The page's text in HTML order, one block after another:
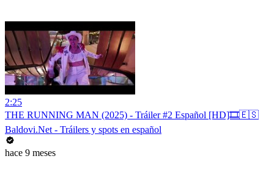
2:25
THE RUNNING MAN (2025) - Tráiler #2 Español [HD]🎞️🇪🇸
Baldovi.Net - Tráilers y spots en español
hace 9 meses